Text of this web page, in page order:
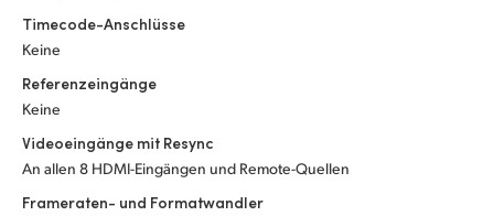
United States
Timecode-Anschlüsse
Keine
Referenzeingänge
Keine
Videoeingänge mit Resync
An allen 8 HDMI-Eingängen und Remote-Quellen
Frameraten- und Formatwandler